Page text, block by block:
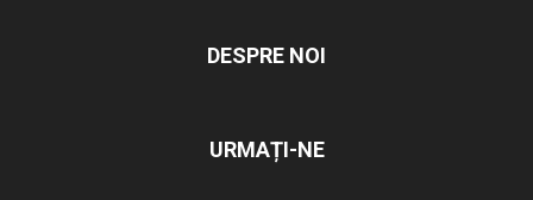
DESPRE NOI
URMAȚI-NE